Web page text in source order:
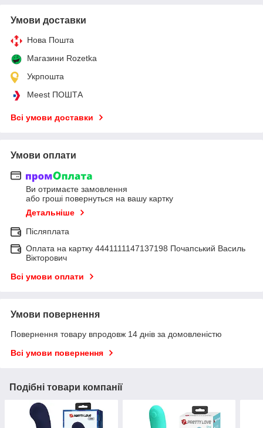
Умови доставки
Нова Пошта
Магазини Rozetka
Укрпошта
Meest ПОШТА
Всі умови доставки
Умови оплати
Ви отримаєте замовлення
або гроші повернуться на вашу картку
Детальніше
Післяплата
Оплата на картку 4441111147137198 Почапський Василь
Вікторович
Всі умови оплати
Умови повернення
Повернення товару впродовж 14 днів за домовленістю
Всі умови повернення
Подібні товари компанії